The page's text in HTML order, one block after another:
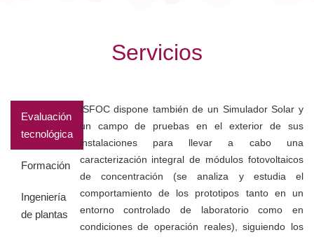
Servicios
Evaluación
tecnológica
Formación
Ingeniería
de plantas
ISFOC dispone también de un Simulador Solar y
un campo de pruebas en el exterior de sus
instalaciones para llevar a cabo una
caracterización integral de módulos fotovoltaicos
de concentración (se analiza y estudia el
comportamiento de los prototipos tanto en un
entorno controlado de laboratorio como en
condiciones de operación reales), siguiendo los